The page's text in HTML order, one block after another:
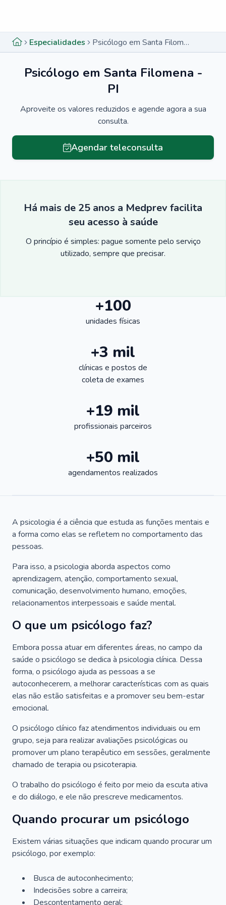
Especialidades Psicólogo em Santa Filomena - PI
Psicólogo em Santa Filomena -
PI
Aproveite os valores reduzidos e agende agora a sua
consulta.
Agendar teleconsulta
Há mais de 25 anos a Medprev facilita
seu acesso à saúde
O princípio é simples: pague somente pelo serviço
utilizado, sempre que precisar.
+100
unidades físicas
+3 mil
clínicas e postos de
coleta de exames
+19 mil
profissionais parceiros
+50 mil
agendamentos realizados
A psicologia é a ciência que estuda as funções mentais e
a forma como elas se refletem no comportamento das
pessoas.
Para isso, a psicologia aborda aspectos como
aprendizagem, atenção, comportamento sexual,
comunicação, desenvolvimento humano, emoções,
relacionamentos interpessoais e saúde mental.
O que um psicólogo faz?
Embora possa atuar em diferentes áreas, no campo da
saúde o psicólogo se dedica à psicologia clínica. Dessa
forma, o psicólogo ajuda as pessoas a se
autoconhecerem, a melhorar características com as quais
elas não estão satisfeitas e a promover seu bem-estar
emocional.
O psicólogo clínico faz atendimentos individuais ou em
grupo, seja para realizar avaliações psicológicas ou
promover um plano terapêutico em sessões, geralmente
chamado de terapia ou psicoterapia.
O trabalho do psicólogo é feito por meio da escuta ativa
e do diálogo, e ele não prescreve medicamentos.
Quando procurar um psicólogo
Existem várias situações que indicam quando procurar um
psicólogo, por exemplo:
Busca de autoconhecimento;
Indecisões sobre a carreira;
Descontentamento geral;